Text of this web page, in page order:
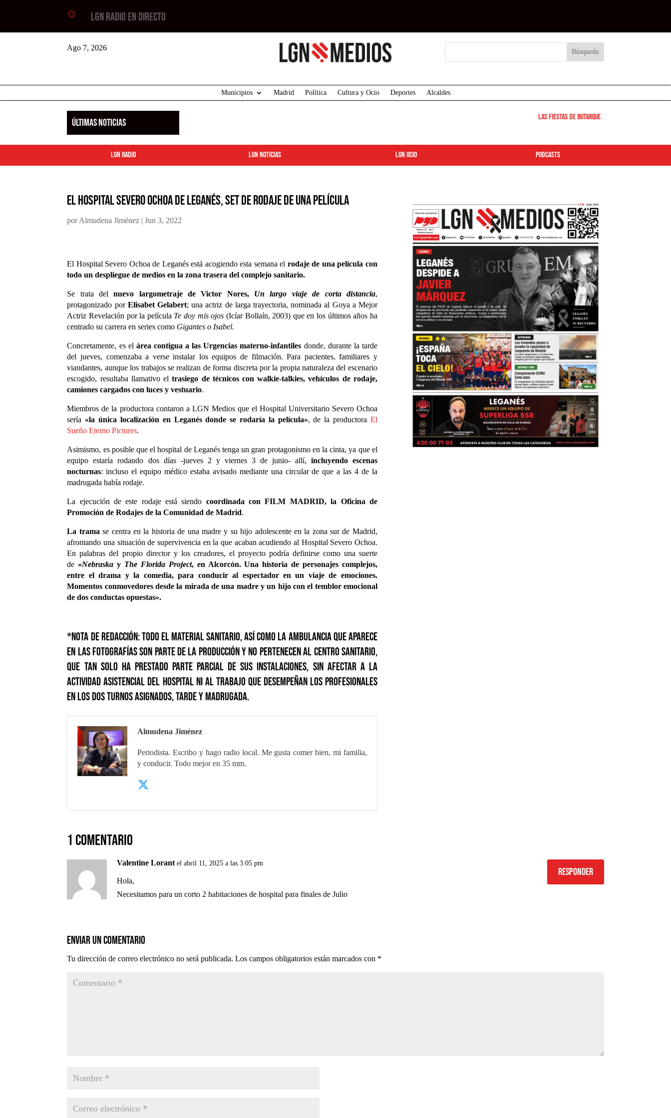
 LGN RADIO EN DIRECTO
Ago 7, 2026
Municipios Madrid Política Cultura y Ocio Deportes Alcaldes
ÚLTIMAS NOTICIAS Las Fiestas de Butarque 2026 arrancan este viernes:
LGN Radio LGN Noticias LGN ocio podcasts
El Hospital Severo Ochoa de Leganés, set de rodaje de una película
porAlmudena Jiménez |Jun 3, 2022
El Hospital Severo Ochoa de Leganés está acogiendo esta semana el rodaje de una película con
todo un despliegue de medios en la zona trasera del complejo sanitario.
Se trata delnuevo largometraje de Victor Nores, Un largo viaje de corta distancia,
protagonizado por Elisabet Gelabert; una actriz de larga trayectoria, nominada al Goya a Mejor
Actriz Revelación por la película Te doy mis ojos (Icíar Bollaín, 2003) que en los últimos años ha
centrado su carrera en series como Gigantes o Isabel.
Concretamente, es el área contigua a las Urgencias materno-infantiles donde, durante la tarde
del jueves, comenzaba a verse instalar los equipos de filmación. Para pacientes, familiares y
viandantes, aunque los trabajos se realizan de forma discreta por la propia naturaleza del escenario
escogido, resultaba llamativo el trasiego de técnicos con walkie-talkies, vehículos de rodaje,
camiones cargados con luces y vestuario.
Miembros de la productora contaron a LGN Medios que el Hospital Universitario Severo Ochoa
sería «la única localización en Leganés donde se rodaría la película», de la productora El
Sueño Eterno Pictures.
Asimismo, es posible que el hospital de Leganés tenga un gran protagonismo en la cinta, ya que el
equipo estaría rodando dos días -jueves 2 y viernes 3 de junio- allí, incluyendo escenas
nocturnas: incluso el equipo médico estaba avisado mediante una circular de que a las 4 de la
madrugada había rodaje.
La ejecución de este rodaje está siendo coordinada con FILM MADRID, la Oficina de
Promoción de Rodajes de la Comunidad de Madrid.
La trama se centra en la historia de una madre y su hijo adolescente en la zona sur de Madrid,
afrontando una situación de supervivencia en la que acaban acudiendo al Hospital Severo Ochoa.
En palabras del propio director y los creadores, el proyecto podría definirse como una suerte
de «Nebraskay The Florida Project, en Alcorcón. Una historia de personajes complejos,
entre el drama y la comedia, para conducir al espectador en un viaje de emociones.
Momentos conmovedores desde la mirada de una madre y un hijo con el temblor emocional
de dos conductas opuestas».
*Nota de redacción: todo el material sanitario, así como la ambulancia que aparece
en las fotografías son parte de la producción y no pertenecen al centro sanitario,
que tan solo ha prestado parte parcial de sus instalaciones, sin afectar a la
actividad asistencial del hospital ni al trabajo que desempeñan los profesionales
en los dos turnos asignados, tarde y madrugada.
Almudena Jiménez
Periodista. Escribo y hago radio local. Me gusta comer bien, mi familia,
y conducir. Todo mejor en 35 mm.
1 Comentario
Valentine Lorant el abril 11, 2025 a las 3:05 pm
Hola,
Necesitamos para un corto 2 habitaciones de hospital para finales de Julio
Responder
Enviar un comentario
Tu dirección de correo electrónico no será publicada. Los campos obligatorios están marcados con *